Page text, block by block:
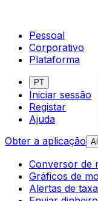
Pessoal
Corporativo
Plataforma
PT
Iniciar sessão
Registar
Ajuda
Obter a aplicação
Conversor de
Gráficos de
Alertas de taxa